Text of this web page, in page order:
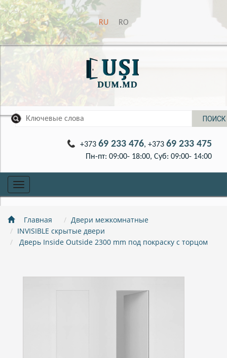
RU RO
+373 69 233 476, +373 69 233 475
Пн-пт: 09:00- 18:00, Суб: 09:00- 14:00
Toggle
navigation
Главная
Двери межкомнатные
INVISIBLE скрытые двери
Дверь Inside Outside 2300 mm под покраску с торцом